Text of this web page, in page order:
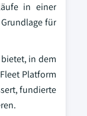
in einer
für
in dem
Platform
fundierte